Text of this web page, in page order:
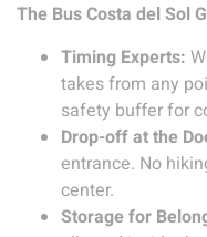
The Bus Costa del Sol
Timing Experts:
takes from any
safety buffer for
Drop-off at the
entrance. No
center.
Storage for